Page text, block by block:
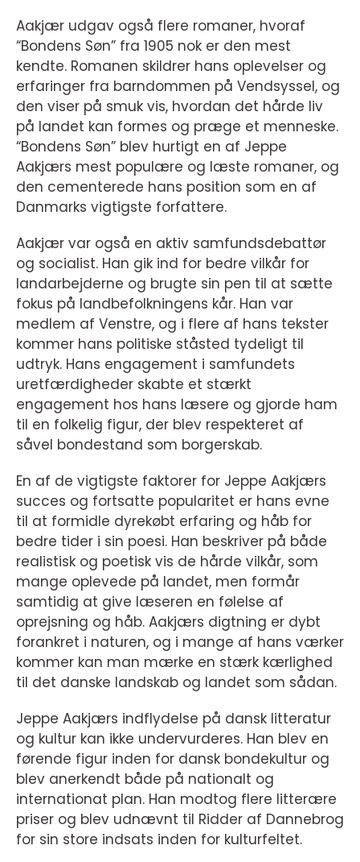
Aakjær udgav også flere romaner, hvoraf
“Bondens Søn” fra 1905 nok er den mest
kendte. Romanen skildrer hans oplevelser og
erfaringer fra barndommen på Vendsyssel, og
den viser på smuk vis, hvordan det hårde liv
på landet kan formes og præge et menneske.
“Bondens Søn” blev hurtigt en af Jeppe
Aakjærs mest populære og læste romaner, og
den cementerede hans position som en af
Danmarks vigtigste forfattere.
Aakjær var også en aktiv samfundsdebattør
og socialist. Han gik ind for bedre vilkår for
landarbejderne og brugte sin pen til at sætte
fokus på landbefolkningens kår. Han var
medlem af Venstre, og i flere af hans tekster
kommer hans politiske ståsted tydeligt til
udtryk. Hans engagement i samfundets
uretfærdigheder skabte et stærkt
engagement hos hans læsere og gjorde ham
til en folkelig figur, der blev respekteret af
såvel bondestand som borgerskab.
En af de vigtigste faktorer for Jeppe Aakjærs
succes og fortsatte popularitet er hans evne
til at formidle dyrekøbt erfaring og håb for
bedre tider i sin poesi. Han beskriver på både
realistisk og poetisk vis de hårde vilkår, som
mange oplevede på landet, men formår
samtidig at give læseren en følelse af
oprejsning og håb. Aakjærs digtning er dybt
forankret i naturen, og i mange af hans værker
kommer kan man mærke en stærk kærlighed
til det danske landskab og landet som sådan.
Jeppe Aakjærs indflydelse på dansk litteratur
og kultur kan ikke undervurderes. Han blev en
førende figur inden for dansk bondekultur og
blev anerkendt både på nationalt og
internationat plan. Han modtog flere litterære
priser og blev udnævnt til Ridder af Dannebrog
for sin store indsats inden for kulturfeltet.